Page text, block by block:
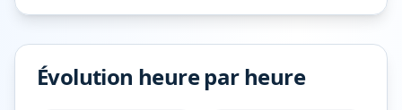
Évolution heure par heure